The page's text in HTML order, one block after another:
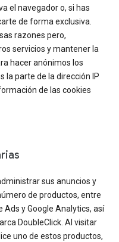
el navegador o, si has
de forma exclusiva.
razones pero,
servicios y mantener la
hacer anónimos los
la parte de la dirección IP
de las cookies
sus anuncios y
de productos, entre
Ads y Google Analytics, así
DoubleClick. Al visitar
uno de estos productos,